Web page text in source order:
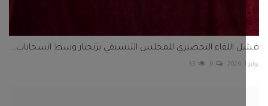
اللقاء التحضيري للمجلس التنسيقي بزنجبار وسط انسحابات...
0
33